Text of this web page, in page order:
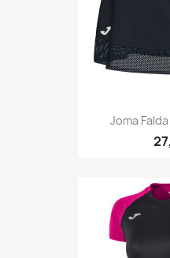
Joma